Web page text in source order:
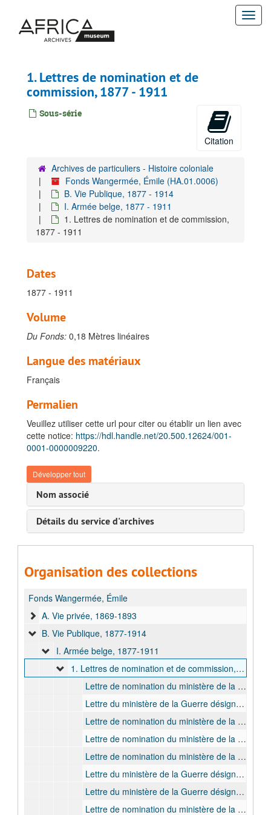
contenu
1. Lettres de nomination et de
commission, 1877 - 1911
Sous-série
Citation
Archives de particuliers - Histoire coloniale
Fonds Wangermée, Émile (HA.01.0006)
B. Vie Publique, 1877 - 1914
I. Armée belge, 1877 - 1911
1. Lettres de nomination et de commission,
1877 - 1911
Dates
1877 - 1911
Volume
Du Fonds: 0,18 Mètres linéaires
Langue des matériaux
Français
Permalien
Veuillez utiliser cette url pour citer ou établir un lien avec
cette notice: https://hdl.handle.net/20.500.12624/001-
0001-0000009220.
Développer tout
Nom associé
Détails du service d'archives
Organisation des collections
Fonds Wangermée, Émile
A. Vie privée, 1869-1893
B. Vie Publique, 1877-1914
I. Armée belge, 1877-1911
1. Lettres de nomination et de commission, 1877-1911
Lettre de nomination du ministère de la Guerre nommant Émile Wangermée lieutenant, 1877 mars
Lettre du ministère de la Guerre désignant Émile Wangermée pour être adjoint au commandant du génie à l’enceinte d’Anvers, 1878 avr.
Lettre de nomination du ministère de la Guerre nommant Émile Wangermée capitaine en second de 2e classe et le désignant pour le régiment du génie et pour rester détaché au ministère de la Guerre, 1885 mars
Lettre de nomination du ministère de la Guerre nommant Émile Wangermée capitaine en second de 1ère classe et le désignant pour être adjoint au commandant du génie à Namur (rive gauche) et pour cesser d'être détaché au ministère de la Guerre. En annexe: Etat indiquant des nominations et des mutations dans le personnel des officiers du génie, 1887 juin
Lettre de nomination du ministère de la Guerre nommant Émile Wangermée capitaine-commandant et le désignant pour l'état-major du génie et pour rester dans sa position actuelle, 1890 oct.
Lettre du ministère de la Guerre désignant Émile Wangermée pour être détaché provisoirement à l’Institut cartographique militaire, 1893 août
Lettre du ministère de la Guerre désignant Émile Wangermée pour être détaché provisoirement à l’Institut cartographique militaire, 1895 déc.
Lettre de nomination du ministère de la Guerre nommant Émile Wangermée major et le désignant pour le service spécial de l’armée et pour rester dans sa position actuelle. Avec lettre d’accompagnement du département de l’Intérieur, 1903 mars